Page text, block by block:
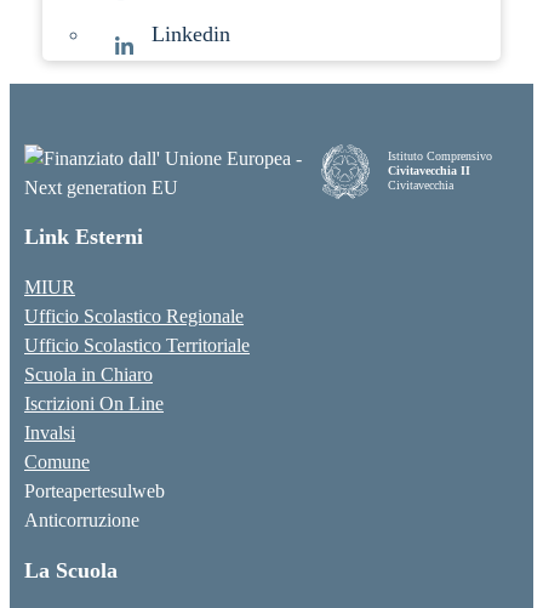
Linkedin
Istituto Comprensivo
Civitavecchia II
Civitavecchia
Link Esterni
MIUR
Ufficio Scolastico Regionale
Ufficio Scolastico Territoriale
Scuola in Chiaro
Iscrizioni On Line
Invalsi
Comune
Porteapertesulweb
Anticorruzione
La Scuola